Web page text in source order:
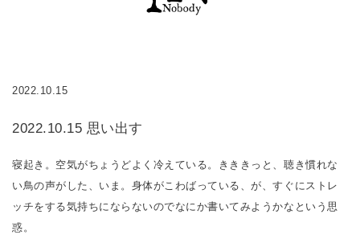
2022.10.15
2022.10.15 思い出す
寝起き。空気がちょうどよく冷えている。きききっと、聴き慣れな
い鳥の声がした、いま。身体がこわばっている、が、すぐにストレ
ッチをする気持ちにならないのでなにか書いてみようかなという思
惑。